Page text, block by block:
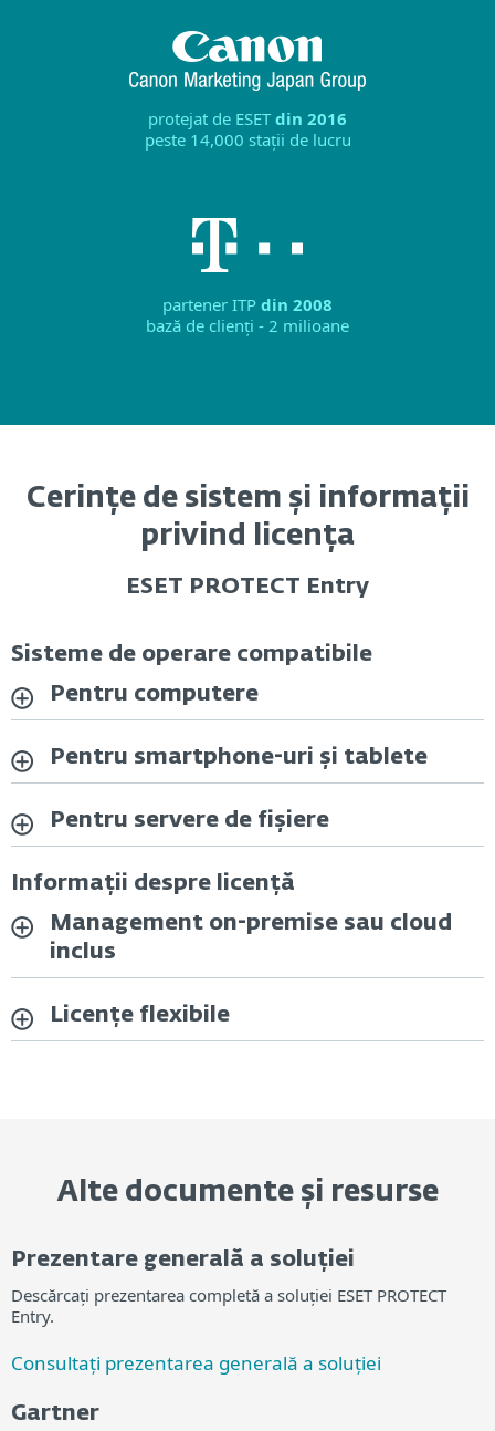
protejat de ESET din 2016
peste 14,000 stații de lucru
partener ITP din 2008
bază de clienți - 2 milioane
Cerințe de sistem și informații
privind licența
ESET PROTECT Entry
Sisteme de operare compatibile
Pentru computere
Pentru smartphone-uri și tablete
Pentru servere de fișiere
Informații despre licență
Management on-premise sau cloud
inclus
Licențe flexibile
Alte documente și resurse
Prezentare generală a soluției
Descărcați prezentarea completă a soluției ESET PROTECT
Entry.
Consultați prezentarea generală a soluției
Gartner